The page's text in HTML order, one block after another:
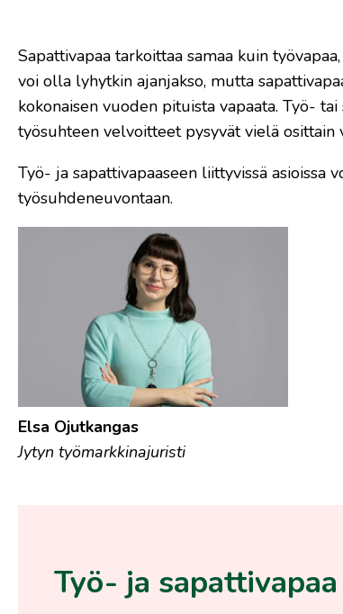
Sapattivapaa tarkoittaa samaa kuin
voi olla lyhytkin ajanjakso, mutta
kokonaisen vuoden pituista vapaata. Työ-
työsuhteen velvoitteet pysyvät vielä osittain
Työ- ja sapattivapaaseen liittyvissä asioissa
työsuhdeneuvontaan.
Elsa Ojutkangas
Jytyn työmarkkina­juristi
Työ- ja